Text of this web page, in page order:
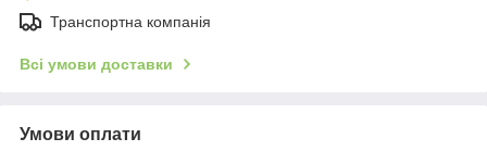
Транспортна компанія
Всі умови доставки
Умови оплати